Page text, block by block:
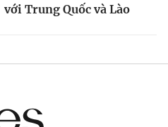
với Trung Quốc và Lào